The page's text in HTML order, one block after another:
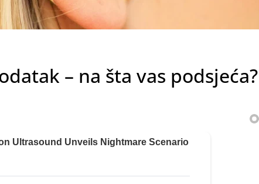
– na šta vas podsjeća?